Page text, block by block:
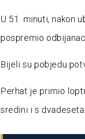
U 51. minuti, nakon
pospremio odbijanac
Bijeli su pobjedu
Perhat je primio
sredini i s